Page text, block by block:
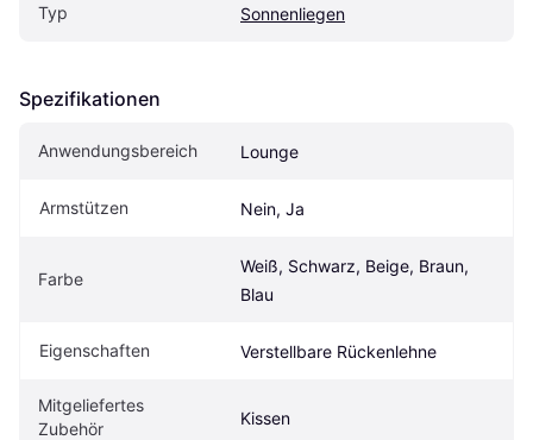
Typ Sonnenliegen
Spezifikationen
Anwendungsbereich Lounge
Armstützen Nein, Ja
Farbe
Weiß, Schwarz, Beige, Braun,
Blau
Eigen­schaften Verstellbare Rückenlehne
Mitgeliefertes
Zubehör
Kissen